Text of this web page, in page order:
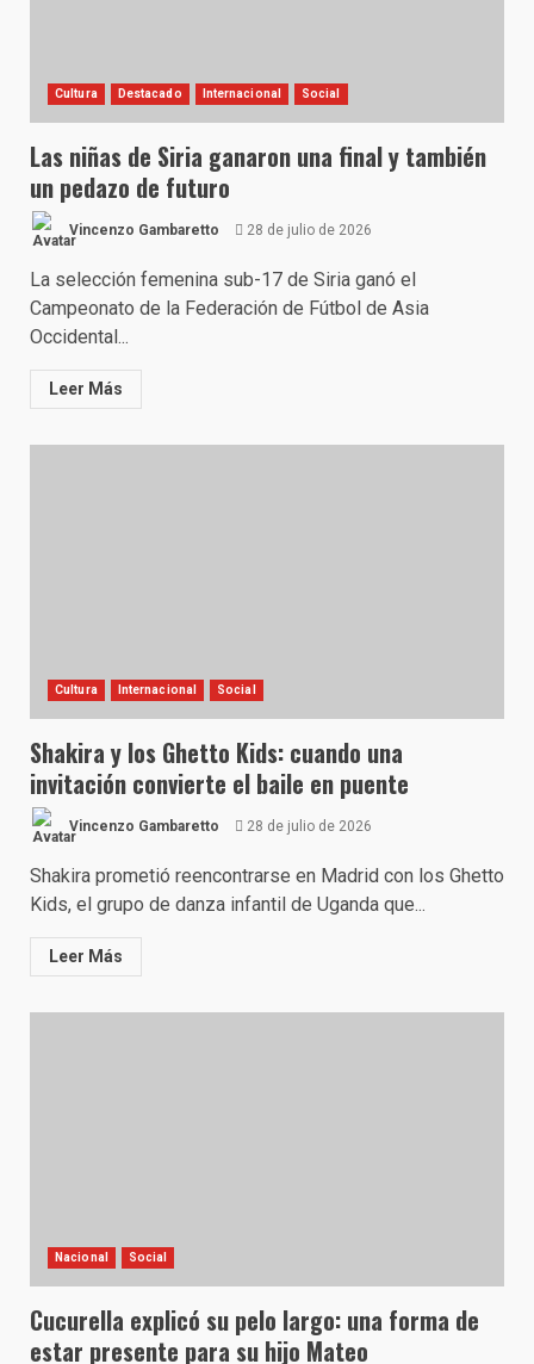
Cultura Destacado Internacional Social
Las niñas de Siria ganaron una final y también
un pedazo de futuro
Vincenzo Gambaretto 28 de julio de 2026
La selección femenina sub-17 de Siria ganó el
Campeonato de la Federación de Fútbol de Asia
Occidental...
Leer Más
Cultura Internacional Social
Shakira y los Ghetto Kids: cuando una
invitación convierte el baile en puente
Vincenzo Gambaretto 28 de julio de 2026
Shakira prometió reencontrarse en Madrid con los Ghetto
Kids, el grupo de danza infantil de Uganda que...
Leer Más
Nacional Social
Cucurella explicó su pelo largo: una forma de
estar presente para su hijo Mateo